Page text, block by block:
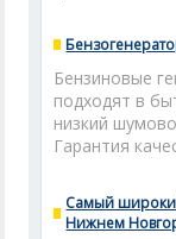
Бензиновые
подходят в
низкий
Гарантия
Самый
Нижнем